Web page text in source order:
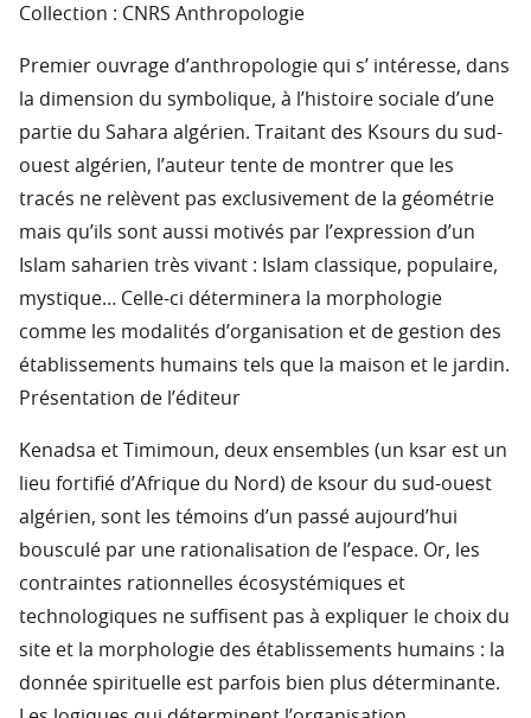
Collection : CNRS Anthropologie
Premier ouvrage d’anthropologie qui s’ intéresse, dans
la dimension du symbolique, à l’histoire sociale d’une
partie du Sahara algérien. Traitant des Ksours du sud-
ouest algérien, l’auteur tente de montrer que les
tracés ne relèvent pas exclusivement de la géométrie
mais qu’ils sont aussi motivés par l’expression d’un
Islam saharien très vivant : Islam classique, populaire,
mystique… Celle-ci déterminera la morphologie
comme les modalités d’organisation et de gestion des
établissements humains tels que la maison et le jardin.
Présentation de l’éditeur
Kenadsa et Timimoun, deux ensembles (un ksar est un
lieu fortifié d’Afrique du Nord) de ksour du sud-ouest
algérien, sont les témoins d’un passé aujourd’hui
bousculé par une rationalisation de l’espace. Or, les
contraintes rationnelles écosystémiques et
technologiques ne suffisent pas à expliquer le choix du
site et la morphologie des établissements humains : la
donnée spirituelle est parfois bien plus déterminante.